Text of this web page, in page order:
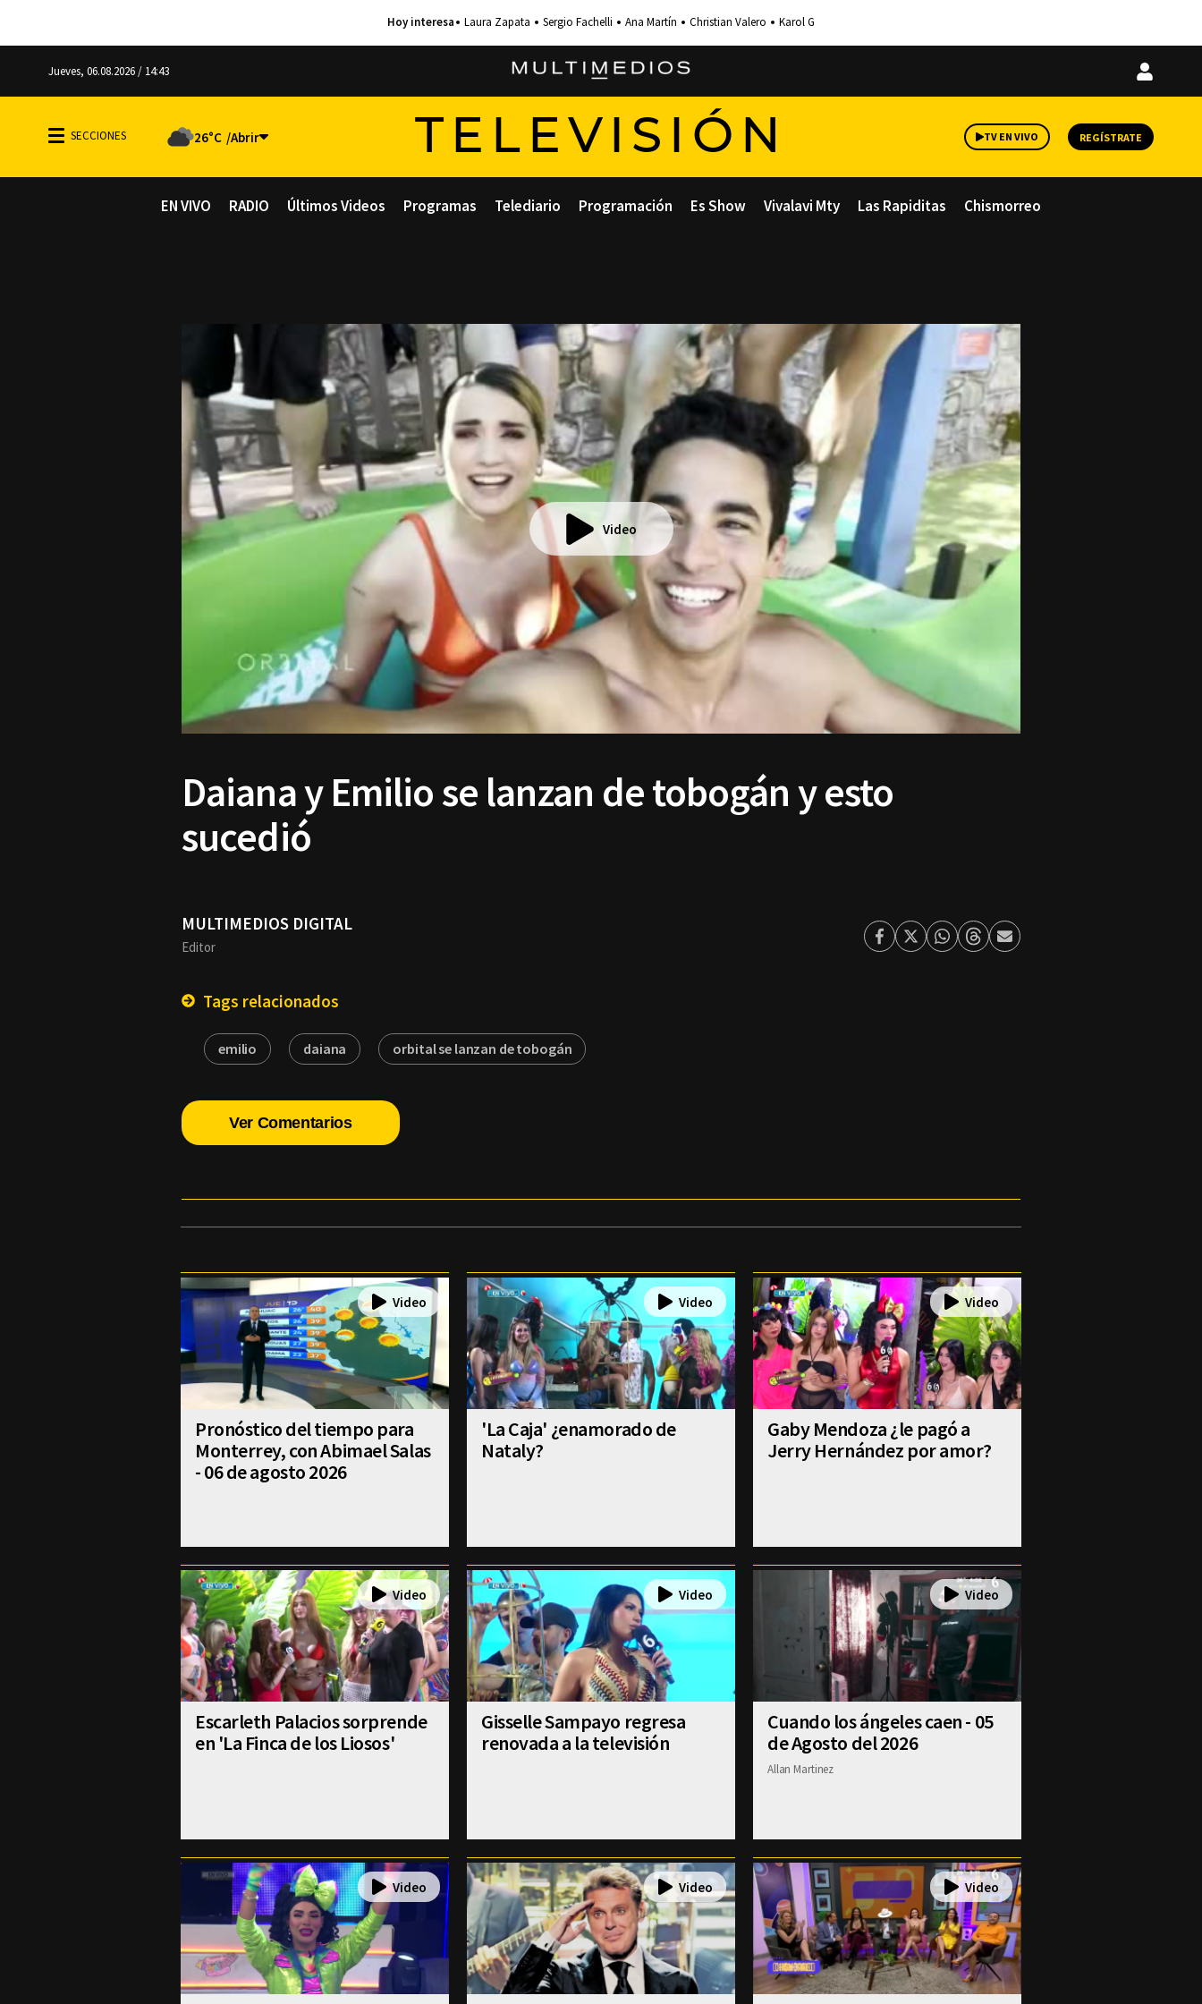
Laura Zapata Sergio Fachelli Ana Martín Christian Valero Karol G
Jueves, 06.08.2026 / 14:43
Iniciar
26°C TELEVISIÓN TV EN VIVO REGÍSTRATE
EN VIVO RADIO Últimos Videos Programas Telediario Programación Es Show Vivalavi Mty Las Rapiditas Chismorreo
Video
Daiana y Emilio se lanzan de tobogán y esto
sucedió
MULTIMEDIOS DIGITAL
Editor Facebook
TwitterWhatsapp
ThreadsEnviar
Tags relacionados
emilio daiana orbital se lanzan de tobogán
Ver Comentarios
Pronóstico del tiempo para
Monterrey, con Abimael Salas
- 06 de agosto 2026
'La Caja' ¿enamorado de
Nataly?
Gaby Mendoza ¿le pagó a
Jerry Hernández por amor?
Escarleth Palacios sorprende
en 'La Finca de los Liosos'
Gisselle Sampayo regresa
renovada a la televisión
Cuando los ángeles caen - 05
de Agosto del 2026
Allan Martinez